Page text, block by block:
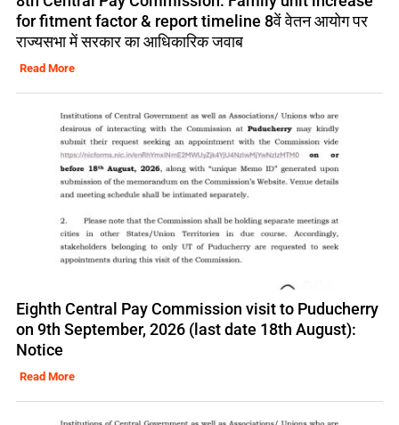
for fitment factor & report timeline 8वें वेतन आयोग पर
राज्यसभा में सरकार का आधिकारिक जवाब
Read More
Eighth Central Pay Commission visit to Puducherry
on 9th September, 2026 (last date 18th August):
Notice
Read More